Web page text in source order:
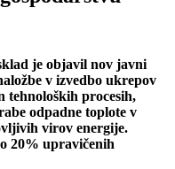
je objavil nov javni
v izvedbo ukrepov
tehnoloških procesih,
odpadne toplote v
virov energije.
20% upravičenih